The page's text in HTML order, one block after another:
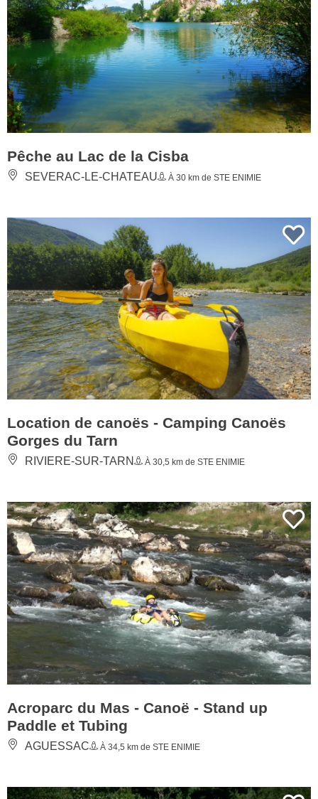
Pêche au Lac de la Cisba
SEVERAC-LE-CHATEAU À 30 km de STE ENIMIE
Location de canoës - Camping Canoës
Gorges du Tarn
RIVIERE-SUR-TARN À 30,5 km de STE ENIMIE
Acroparc du Mas - Canoë - Stand up
Paddle et Tubing
AGUESSAC À 34,5 km de STE ENIMIE